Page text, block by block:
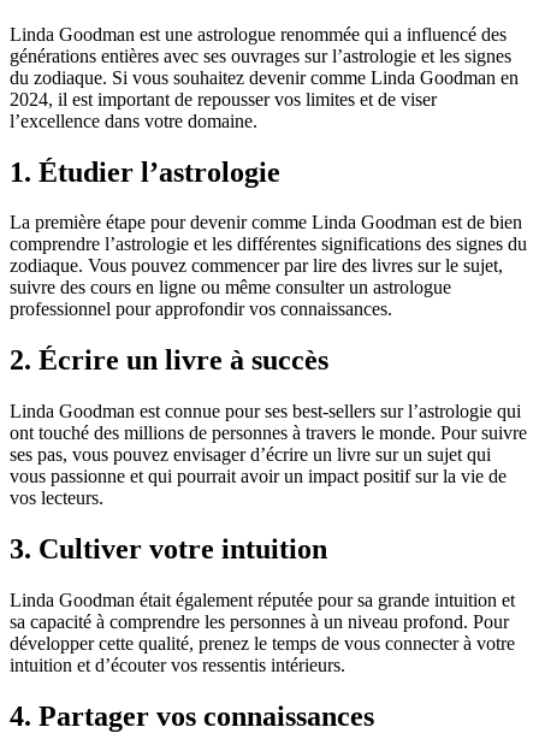
Linda Goodman est une astrologue renommée qui a influencé des
générations entières avec ses ouvrages sur l’astrologie et les signes
du zodiaque. Si vous souhaitez devenir comme Linda Goodman en
2024, il est important de repousser vos limites et de viser
l’excellence dans votre domaine.
1. Étudier l’astrologie
La première étape pour devenir comme Linda Goodman est de bien
comprendre l’astrologie et les différentes significations des signes du
zodiaque. Vous pouvez commencer par lire des livres sur le sujet,
suivre des cours en ligne ou même consulter un astrologue
professionnel pour approfondir vos connaissances.
2. Écrire un livre à succès
Linda Goodman est connue pour ses best-sellers sur l’astrologie qui
ont touché des millions de personnes à travers le monde. Pour suivre
ses pas, vous pouvez envisager d’écrire un livre sur un sujet qui
vous passionne et qui pourrait avoir un impact positif sur la vie de
vos lecteurs.
3. Cultiver votre intuition
Linda Goodman était également réputée pour sa grande intuition et
sa capacité à comprendre les personnes à un niveau profond. Pour
développer cette qualité, prenez le temps de vous connecter à votre
intuition et d’écouter vos ressentis intérieurs.
4. Partager vos connaissances